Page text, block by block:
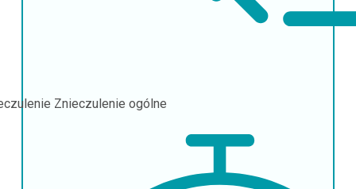
Znieczulenie ogólne